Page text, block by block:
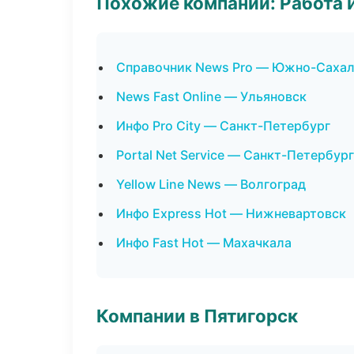
Справочник News Pro — Южно-
News Fast Online — Ульяновск
Инфо Pro City — Санкт-Петербург
Portal Net Service — Санкт-Петербург
Yellow Line News — Волгоград
Инфо Express Hot — Нижневартовск
Инфо Fast Hot — Махачкала
Компании в Пятигорск